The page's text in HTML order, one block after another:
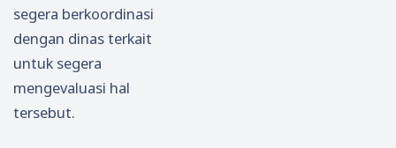
segera berkoordinasi
dengan dinas terkait
untuk segera
mengevaluasi hal
tersebut.